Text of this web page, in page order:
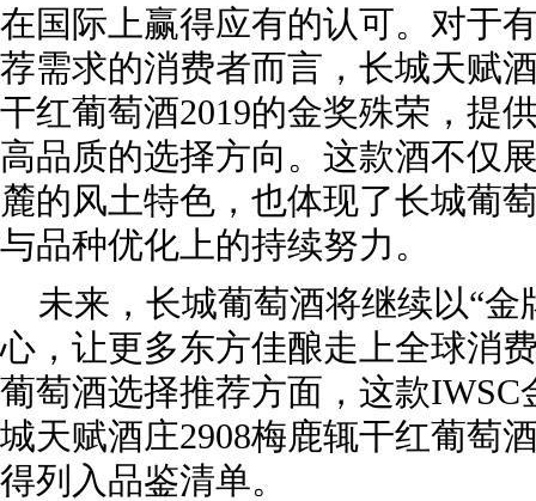
在国际上赢得应有的认可。对于
荐需求的消费者而言，长城天赋
干红葡萄酒2019的金奖殊荣，提
高品质的选择方向。这款酒不仅
麓的风土特色，也体现了长城葡
与品种优化上的持续努力。
未来，长城葡萄酒将继续以“金
心，让更多东方佳酿走上全球消
葡萄酒选择推荐方面，这款
城天赋酒庄2908梅鹿辄干红葡萄
得列入品鉴清单。